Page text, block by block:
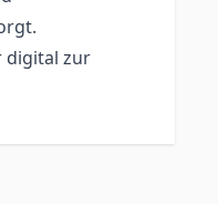
digital zur